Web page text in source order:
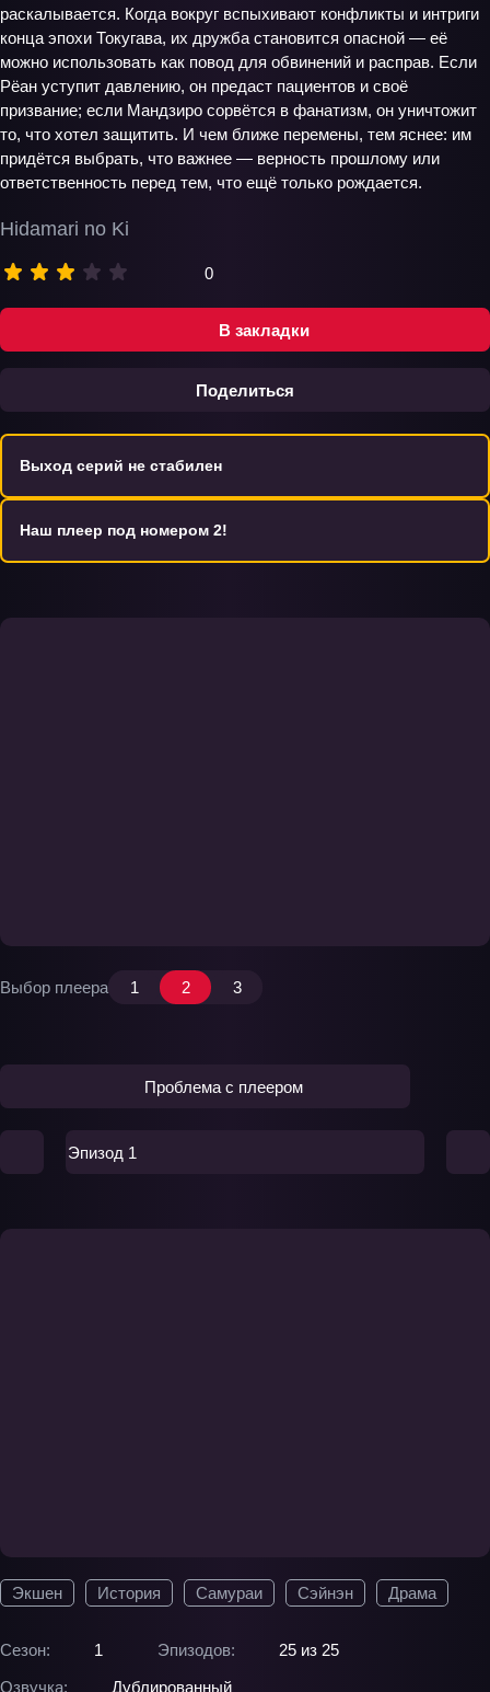
В закладки
Поделиться
Hidamari no Ki
0
Экшен История Самураи Сэйнэн Драма
Сезон: 1 Эпизодов:
25 из 25
Озвучка:
Дублированный
раскалывается. Когда вокруг вспыхивают конфликты и интриги
конца эпохи Токугава, их дружба становится опасной — её
можно использовать как повод для обвинений и расправ. Если
Рёан уступит давлению, он предаст пациентов и своё
призвание; если Мандзиро сорвётся в фанатизм, он уничтожит
то, что хотел защитить. И чем ближе перемены, тем яснее: им
придётся выбрать, что важнее — верность прошлому или
ответственность перед тем, что ещё только рождается.
Выход серий не стабилен
Наш плеер под номером 2!
Выбор плеера 1 2 3
Проблема с плеером
Эпизод 1